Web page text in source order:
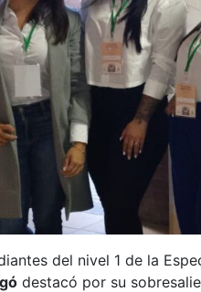
del nivel 1 de la
destacó por su